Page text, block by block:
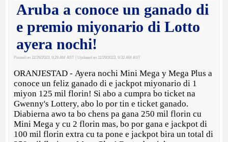
Aruba a conoce un ganado di
e premio miyonario di Lotto
ayera nochi!
Posted on 11/29/2023, 9:29 AM AST | Updated on 11/29/2023, 9:32 AM AST
ORANJESTAD - Ayera nochi Mini Mega y Mega Plus a
conoce un feliz ganado di e jackpot miyonario di 1
miyon 125 mil florin! Si abo a cumpra bo ticket na
Gwenny's Lottery, abo lo por tin e ticket ganado.
Diabierna awo ta bo chens pa gana 250 mil florin cu
Mini Mega y cu 2 florin mas, bo por gana e jackpot di
100 mil florin extra cu ta pone e jackpot bira un total di